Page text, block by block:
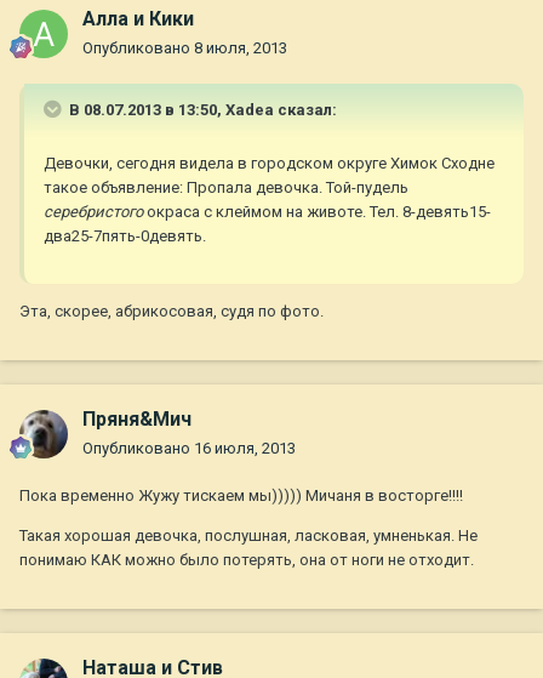
Алла и Кики
Опубликовано 8 июля, 2013
В 08.07.2013 в 13:50, Xadea сказал:
Девочки, сегодня видела в городском округе Химок Сходне
такое объявление: Пропала девочка. Той-пудель
серебристогоокраса с клеймом на животе. Тел. 8-девять15-
два25-7пять-0девять.
Эта, скорее, абрикосовая, судя по фото.
Пряня&Мич
Опубликовано 16 июля, 2013
Пока временно Жужу тискаем мы))))) Мичаня в восторге!!!!
Такая хорошая девочка, послушная, ласковая, умненькая. Не
понимаю КАК можно было потерять, она от ноги не отходит.
Наташа и Стив